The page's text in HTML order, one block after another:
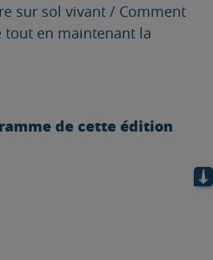
sur sol vivant / Comment
tout en maintenant la
de cette édition